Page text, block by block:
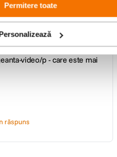
Permitere toateinterioare sunt: (W
x 11 cm (latime x inaltime x
mica pentru camera dvs.
sa va orientati catre:
cullmann-amsterdam-
video/p - care este mai
răspuns